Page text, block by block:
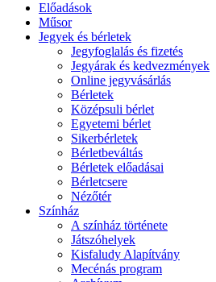
Előadások
Műsor
Jegyek és bérletek
Jegyfoglalás és fizetés
Jegyárak és kedvezmények
Online jegyvásárlás
Bérletek
Középsuli bérlet
Egyetemi bérlet
Sikerbérletek
Bérletbeváltás
Bérletek előadásai
Bérletcsere
Nézőtér
Színház
A színház története
Játszóhelyek
Kisfaludy Alapítvány
Mecénás program